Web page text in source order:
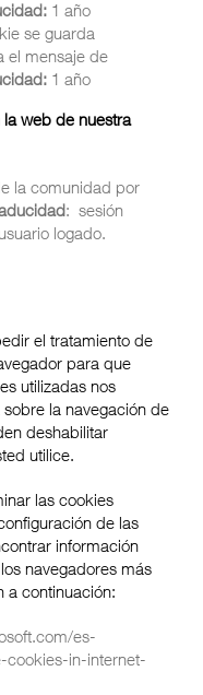
1 año
se guarda
el mensaje de
1 año
la web de nuestra
la comunidad por
: sesión
logado.
el tratamiento de
para que
utilizadas nos
la navegación de
deshabilitar
utilice.
las cookies
de las
información
navegadores más
a continuación:
es-
cookies-in-internet-